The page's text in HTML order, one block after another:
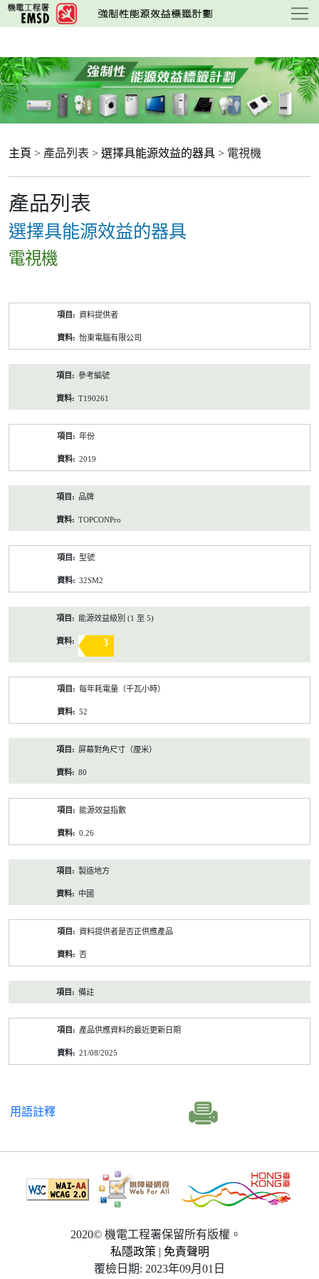
跳
至
要
內
容
主頁 > 產品列表 > 選擇具能源效益的器具 > 電視機
產品列表
選擇具能源效益的器具
電視機
資料提供者
怡東電腦有限公司
參考編號
T190261
年份
2019
品牌
TOPCONPro
型號
32SM2
能源效益級別 (1 至 5)
3
每年耗電量（千瓦小時）
52
屏幕對角尺寸（厘米）
80
能源效益指數
0.26
製造地方
中國
資料提供者是否正供應產品
否
備註
產品供應資料的最近更新日期
21/08/2025
用語註釋
2020© 機電工程署保留所有版權。
私隱政策 | 免責聲明
覆檢日期: 2023年09月01日